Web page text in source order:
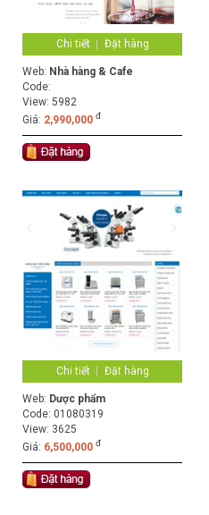
Chi tiết Đặt hàng
Web: Nhà hàng & Cafe
Code:
View: 5982
Giá: 2,990,000 đ
Chi tiết Đặt hàng
Web: Dược phẩm
Code: 01080319
View: 3625
Giá: 6,500,000 đ